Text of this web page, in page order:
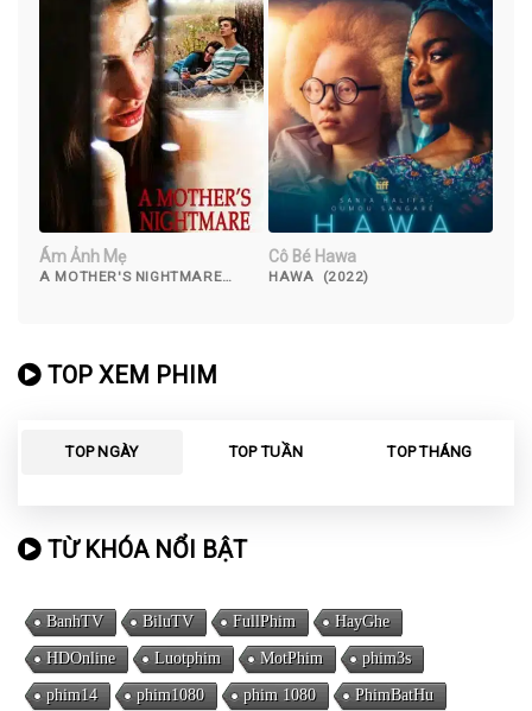
Ám Ảnh Mẹ
A MOTHER'S NIGHTMARE
Cô Bé Hawa
HAWA (2022)
TOP XEM PHIM
TOP NGÀY TOP TUẦN TOP THÁNG
TỪ KHÓA NỔI BẬT
BanhTV BiluTV FullPhim HayGhe
HDOnline Luotphim MotPhim phim3s
phim14 phim1080 phim 1080 PhimBatHu